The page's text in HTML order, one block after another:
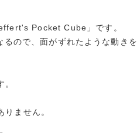
Pocket Cube」です。
ので、面がずれたような動きを
ません。